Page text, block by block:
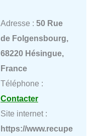
Adresse : 50 Rue
de Folgensbourg,
68220 Hésingue,
France
Téléphone :
Contacter
Site internet :
https://www.recupe